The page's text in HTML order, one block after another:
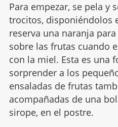
Para empezar, se pela y
trocitos, disponiéndolos
reserva una naranja
sobre las frutas cuando
con la miel. Esta es una
sorprender a los
ensaladas de frutas
acompañadas de una
sirope, en el postre.